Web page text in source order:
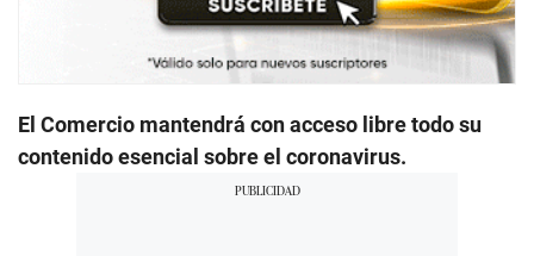
El Comercio mantendrá con acceso libre todo su
contenido esencial sobre el coronavirus.